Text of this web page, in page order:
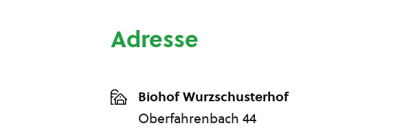
Adresse
Biohof Wurzschusterhof
Oberfahrenbach 44